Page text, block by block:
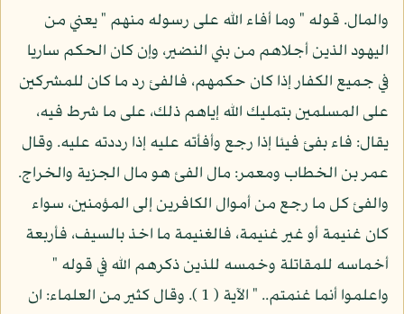
والمال. قوله " وما أفاء الله على رسوله منهم " يعني من
اليهود الذين أجلاهم من بني النضير، وإن كان الحكم ساريا
في جميع الكفار إذا كان حكمهم، فالفئ رد ما كان للمشركين
على المسلمين بتمليك الله إياهم ذلك، على ما شرط فيه،
يقال: فاء بفئ فيئا إذا رجع وأفأته عليه إذا رددته عليه. وقال
عمر بن الخطاب ومعمر: مال الفئ هو مال الجزية والخراج.
والفئ كل ما رجع من أموال الكافرين إلى المؤمنين، سواء
كان غنيمة أو غير غنيمة، فالغنيمة ما اخذ بالسيف، فأربعة
أخماسه للمقاتلة وخمسه للذين ذكرهم الله في قوله "
واعلموا أنما غنمتم.. " الآية ( 1 ). وقال كثير من العلماء: ان